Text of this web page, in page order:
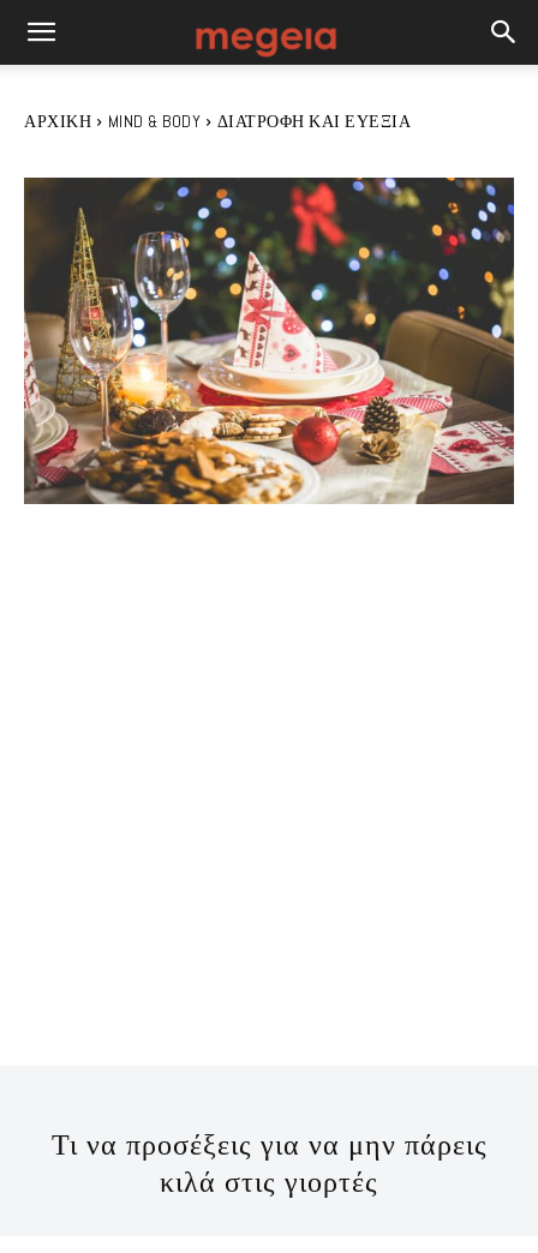
ΑΡΧΙΚΉ MIND & BODY ΔΙΑΤΡΟΦΉ ΚΑΙ ΕΥΕΞΊΑ
Τι να προσέξεις για να μην πάρεις
κιλά στις γιορτές